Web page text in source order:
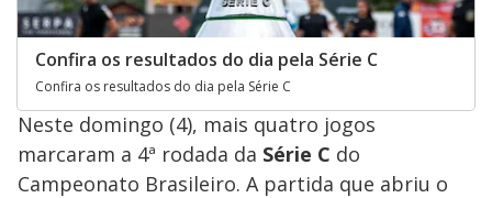
Confira os resultados do dia pela Série C
Confira os resultados do dia pela Série C
Neste domingo (4), mais quatro jogos
marcaram a 4ª rodada da Série C do
Campeonato Brasileiro. A partida que abriu o